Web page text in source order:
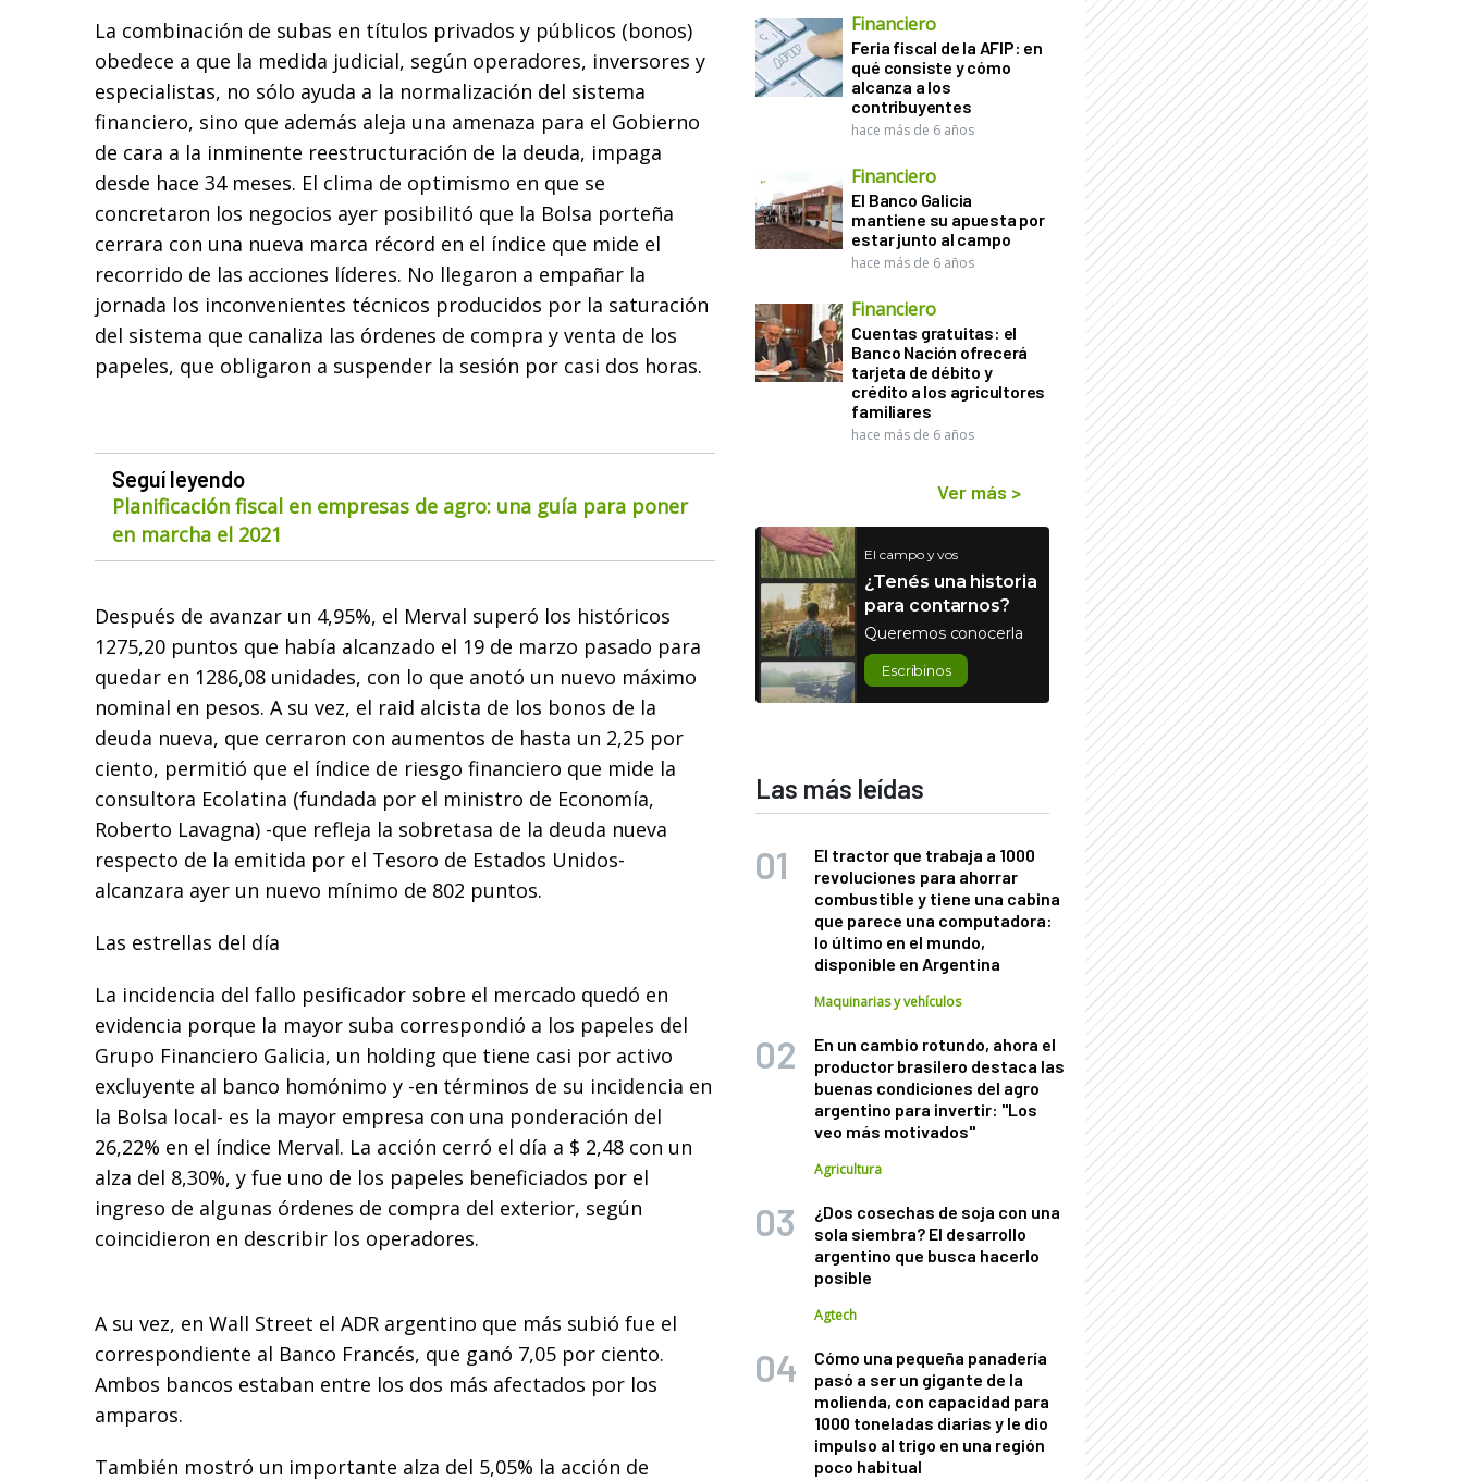
La combinación de subas en títulos privados y públicos (bonos)
obedece a que la medida judicial, según operadores, inversores y
especialistas, no sólo ayuda a la normalización del sistema
financiero, sino que además aleja una amenaza para el Gobierno
de cara a la inminente reestructuración de la deuda, impaga
desde hace 34 meses. El clima de optimismo en que se
concretaron los negocios ayer posibilitó que la Bolsa porteña
cerrara con una nueva marca récord en el índice que mide el
recorrido de las acciones líderes. No llegaron a empañar la
jornada los inconvenientes técnicos producidos por la saturación
del sistema que canaliza las órdenes de compra y venta de los
papeles, que obligaron a suspender la sesión por casi dos horas.
Seguí leyendo
Planificación fiscal en empresas de agro: una guía para poner
en marcha el 2021
Después de avanzar un 4,95%, el Merval superó los históricos
1275,20 puntos que había alcanzado el 19 de marzo pasado para
quedar en 1286,08 unidades, con lo que anotó un nuevo máximo
nominal en pesos. A su vez, el raid alcista de los bonos de la
deuda nueva, que cerraron con aumentos de hasta un 2,25 por
ciento, permitió que el índice de riesgo financiero que mide la
consultora Ecolatina (fundada por el ministro de Economía,
Roberto Lavagna) -que refleja la sobretasa de la deuda nueva
respecto de la emitida por el Tesoro de Estados Unidos-
alcanzara ayer un nuevo mínimo de 802 puntos.
Las estrellas del día
La incidencia del fallo pesificador sobre el mercado quedó en
evidencia porque la mayor suba correspondió a los papeles del
Grupo Financiero Galicia, un holding que tiene casi por activo
excluyente al banco homónimo y -en términos de su incidencia en
la Bolsa local- es la mayor empresa con una ponderación del
26,22% en el índice Merval. La acción cerró el día a $ 2,48 con un
alza del 8,30%, y fue uno de los papeles beneficiados por el
ingreso de algunas órdenes de compra del exterior, según
coincidieron en describir los operadores.
A su vez, en Wall Street el ADR argentino que más subió fue el
correspondiente al Banco Francés, que ganó 7,05 por ciento.
Ambos bancos estaban entre los dos más afectados por los
amparos.
También mostró un importante alza del 5,05% la acción de
Financiero
Feria fiscal de la AFIP: en
qué consiste y cómo
alcanza a los
contribuyentes
hace más de 6 años
Financiero
El Banco Galicia
mantiene su apuesta por
estar junto al campo
hace más de 6 años
Financiero
Cuentas gratuitas: el
Banco Nación ofrecerá
tarjeta de débito y
crédito a los agricultores
familiares
hace más de 6 años
Ver más >
El campo y vos
¿Tenés una historia
para contarnos?
Queremos conocerla
Escribinos
Las más leídas
El tractor que trabaja a 1000
revoluciones para ahorrar
combustible y tiene una cabina
que parece una computadora:
lo último en el mundo,
disponible en Argentina
Maquinarias y vehículos
En un cambio rotundo, ahora el
productor brasilero destaca las
buenas condiciones del agro
argentino para invertir: "Los
veo más motivados"
Agricultura
¿Dos cosechas de soja con una
sola siembra? El desarrollo
argentino que busca hacerlo
posible
Agtech
Cómo una pequeña panadería
pasó a ser un gigante de la
molienda, con capacidad para
1000 toneladas diarias y le dio
impulso al trigo en una región
poco habitual